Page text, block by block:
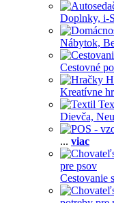
Doplnky, i-
Nábytok,
Cestovné
Kreatívne
Dievča,
... viac
pre psov
Cestovanie